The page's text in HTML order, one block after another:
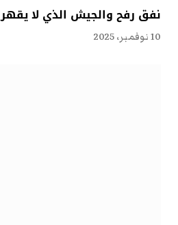
نفق رفح والجيش الذي لا
10 نوفمبر، 2025